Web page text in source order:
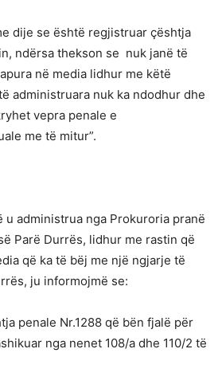
dije se është regjistruar çështja
ndërsa thekson se nuk janë të
në media lidhur me këtë
administruara nuk ka ndodhur dhe
vepra penale e
me të mitur”.
u administrua nga Prokuroria pranë
Parë Durrës, lidhur me rastin që
që ka të bëj me një ngjarje të
ju informojmë se:
penale Nr.1288 që bën fjalë për
nga nenet 108/a dhe 110/2 të